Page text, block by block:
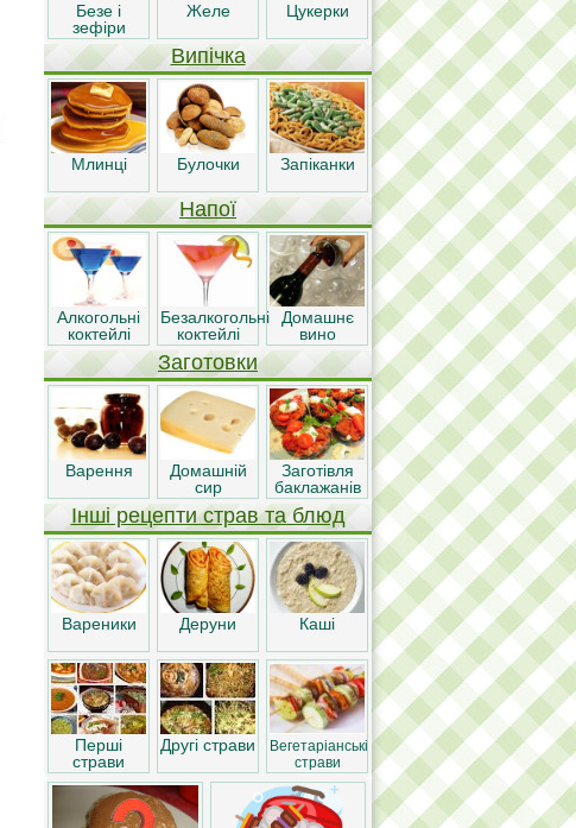
Безе і
зефіри
Желе Цукерки
Випічка
Млинці Булочки Запіканки
Напої
Алкогольні
коктейлі
Безалкогольні
коктейлі
Домашнє
вино
Заготовки
Варення
Домашній
сир
Заготівля
баклажанів
Інші рецепти страв та блюд
Вареники Деруни Каші
Перші
страви
Другі страви
Вегетаріанські
страви